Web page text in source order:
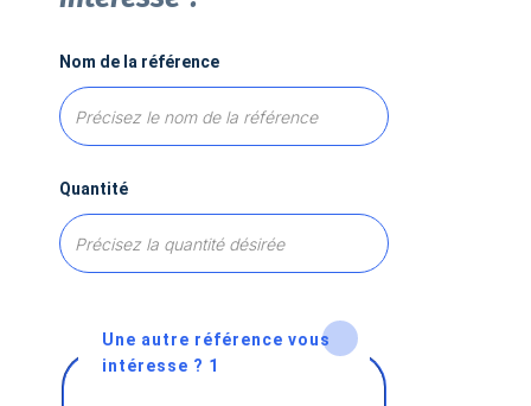
Nom de la référence
Quantité
Une autre référence vous
intéresse ? 1